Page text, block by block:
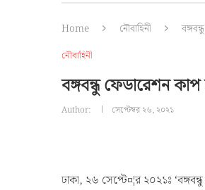
Home নৌবাহিনী
নৌবাহিনী
বঙ্গবন্ধু ফেডারেশন কাপ
Author: সেপ্টেম্বর ২৬, ২০২১
ঢাকা, ২৬ সেপ্টে¤¦র ২০২১ঃ